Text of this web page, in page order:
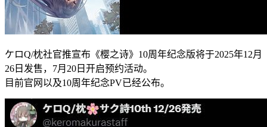
ケロQ/枕社官推宣布《樱之诗》10周年纪念版将于2025年12月
26日发售，7月20日开启预约活动。
目前官网以及10周年纪念PV已经公布。